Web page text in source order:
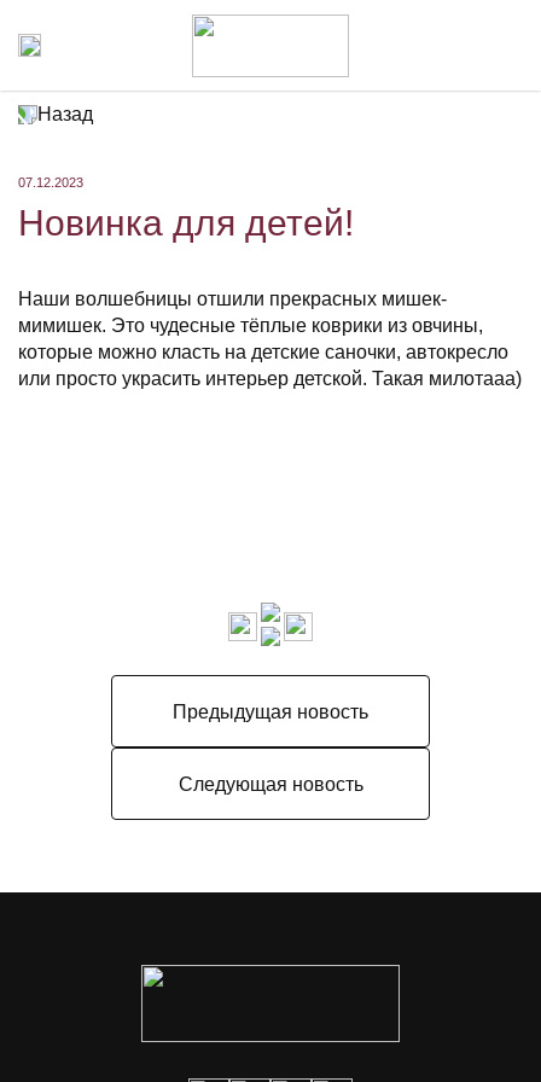
Назад
07.12.2023
Новинка для детей!
Наши волшебницы отшили прекрасных мишек-
мимишек. Это чудесные тёплые коврики из овчины,
которые можно класть на детские саночки, автокресло
или просто украсить интерьер детской. Такая милотааа)
Предыдущая новость
Следующая новость